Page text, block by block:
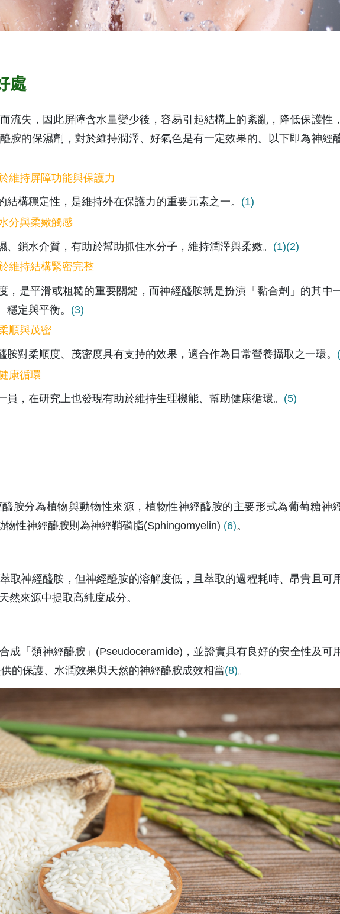
處
流失，因此屏障含水量變少後，容易引起結構上的紊亂，降低保護性
胺的保濕劑，對於維持潤澤、好氣色是有一定效果的。以下即為神經
維持屏障功能與保護力
結構穩定性，是維持外在保護力的重要元素之一。 (1)
分與柔嫩觸感
、鎖水介質，有助於幫助抓住水分子，維持潤澤與柔嫩。 (1)(2)
維持結構緊密完整
，是平滑或粗糙的重要關鍵，而神經醯胺就是扮演「黏合劑」的其中
定與平衡。 (3)
順與茂密
胺對柔順度、茂密度具有支持的效果，適合作為日常營養攝取之一環。
康循環
員，在研究上也發現有助於維持生理機能、幫助健康循環。 (5)
胺分為植物與動物性來源，植物性神經醯胺的主要形式為葡萄糖神
物性神經醯胺則為神經鞘磷脂(Sphingomyelin) (6)。
取神經醯胺，但神經醯胺的溶解度低，且萃取的過程耗時、昂貴且可
然來源中提取高純度成分。
成「類神經醯胺」(Pseudoceramide)，並證實具有良好的安全性及可
供的保護、水潤效果與天然的神經醯胺成效相當(8)。